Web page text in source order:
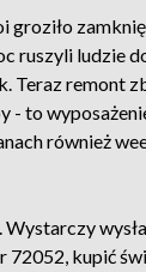
groziło
ruszyli ludzie
Teraz remont
- to
również
72052, kupić